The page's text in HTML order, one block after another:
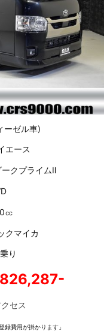
ーゼル車)
エース
クプライムⅡ
㏄
クマイカ
り
セス
録費用が掛かります」